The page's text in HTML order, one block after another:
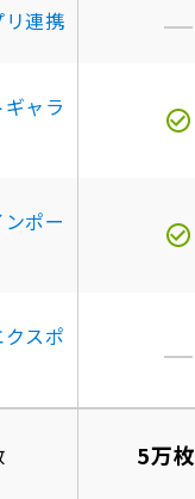
連携
ャラ
ポー
スポ
5万枚